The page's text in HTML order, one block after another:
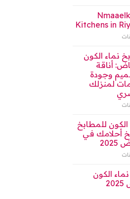
السعودي
التي
تصل
إلى
مغلقة
الوطنى
السعودى
|
مطابخ
الكون
|
الرياض
مغلقة
Kitchens in
Kitchens
Riyadh
مغلقة
نماء الكون
أناقة
وجودة
لمنزلك
نماء
الكون
بالرياض:
أناقة
الخامات
لمنزلك
العصري
الكون للمطابخ
أحلامك في
الكون
للمطابخ
مطبخ
الكون